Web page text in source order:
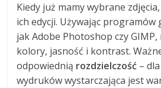
Kiedy już mamy wybrane
ich edycji. Używając programów
jak Adobe Photoshop czy
kolory, jasność i kontrast.
odpowiednią rozdzielczość –
wydruków wystarczająca jest